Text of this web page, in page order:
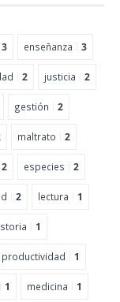
3 enseñanza 3
2 justicia 2
gestión 2
maltrato 2
2 especies 2
2 lectura 1
1
productividad 1
1 medicina 1